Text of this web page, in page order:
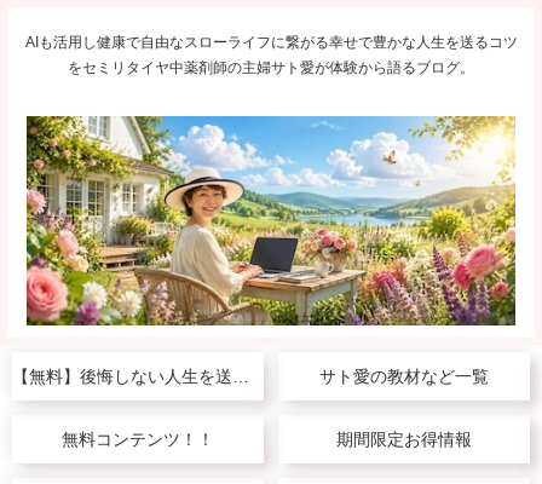
AIも活用し健康で自由なスローライフに繋がる幸せで豊かな人生を送るコツ
をセミリタイヤ中薬剤師の主婦サト愛が体験から語るブログ。
サト愛の教材など一覧
無料コンテンツ！！ 期間限定お得情報